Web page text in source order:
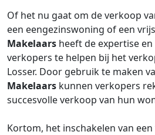
Of het nu gaat om de verkoop
een eengezinswoning of een
Makelaars heeft de expertise
verkopers te helpen bij het
Losser. Door gebruik te maken
Makelaars kunnen verkopers
succesvolle verkoop van hun
Kortom, het inschakelen van een